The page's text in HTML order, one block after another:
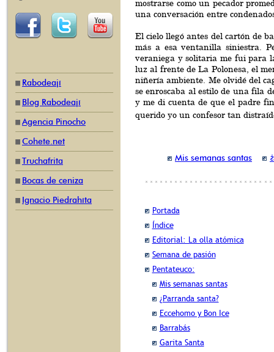
Rabodeají
Blog Rabodeají
Agencia Pinocho
Cohete.net
Truchafrita
Bocas de ceniza
Ignacio Piedrahíta
mostrarse como un pecador
una conversación entre
El cielo llegó antes del cartón de
más a esa ventanilla siniestra.
veraniega y solitaria me fui para
luz al frente de La Polonesa, el
niñería ambiente. Me olvidé del
se enroscaba al estilo de una fila
y me di cuenta de que el padre
querido yo un confesor tan
Mis semanas santas
Portada
Índice
Editorial: La olla atómica
Semana de pasión
Pentateuco:
Mis semanas santas
¿Parranda santa?
Eccehomo y Bon Ice
Barrabás
Garita Santa